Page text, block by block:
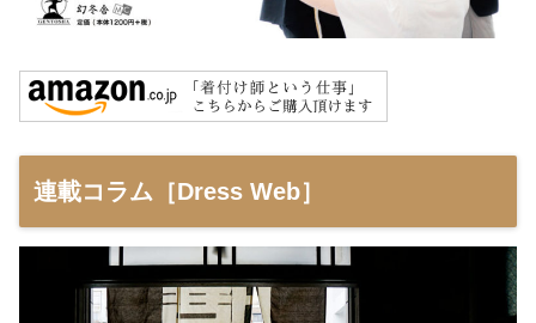
連載コラム［Dress Web］